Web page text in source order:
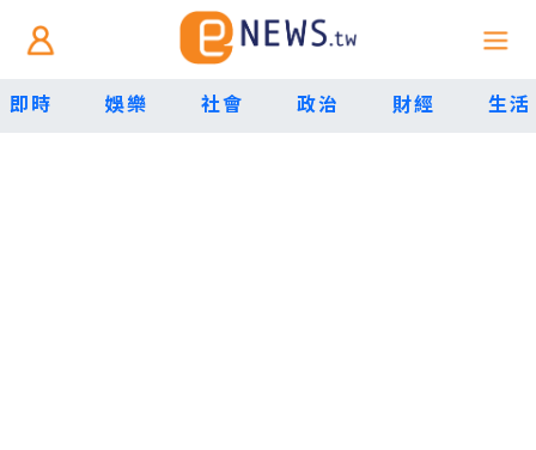
即時 娛樂 社會 政治 財經 生活